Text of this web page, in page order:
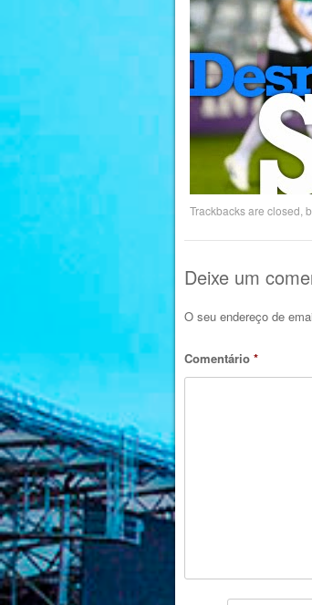
Trackbacks are closed,
Deixe um
O seu endereço de
Comentário *